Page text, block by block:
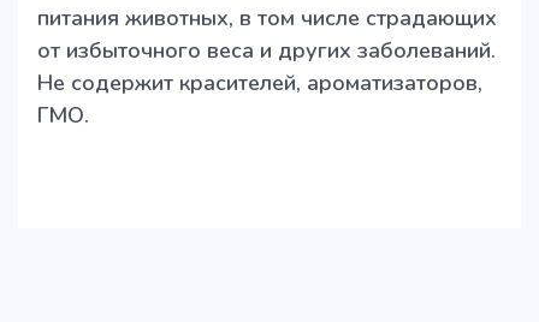
питания животных, в том числе страдающих
от избыточного веса и других заболеваний.
Не содержит красителей, ароматизаторов,
ГМО.